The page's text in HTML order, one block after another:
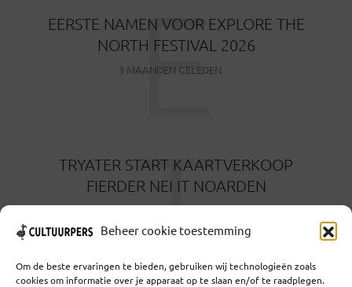
Beheer cookie toestemming
Om de beste ervaringen te bieden, gebruiken wij technologieën zoals
cookies om informatie over je apparaat op te slaan en/of te raadplegen.
EERSTE NAMEN VOOR EXPLORE THE
NORTH FESTIVAL 2026
3 MAANDEN GELEDEN
E
TRYATER START KAARTVERKOOP
FIERDER NEI IT NOARDEN
T